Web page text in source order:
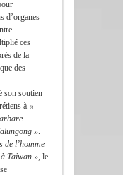
d’organes
ces
de la
des
son soutien
à «
».
de l’homme
Taiwan », le